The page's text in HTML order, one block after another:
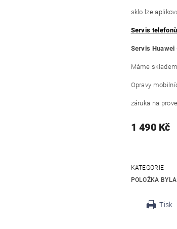
sklo lze
Servis
Servis Huawei
Máme
Opravy
záruka na
1 490 Kč
KATEGORIE
POLOŽKA
Tisk